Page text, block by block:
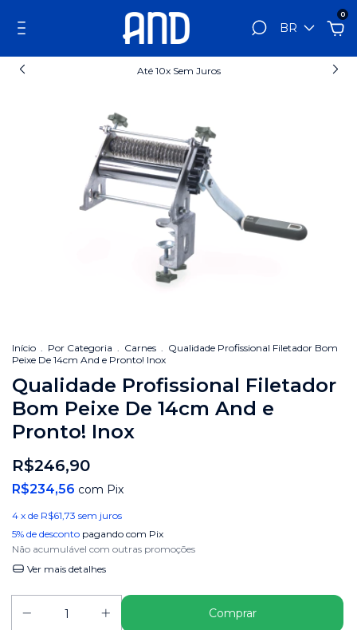
BR
0
Até 10x Sem Juros
Início Por Categoria Carnes
Qualidade Profissional Filetador Bom
Peixe De 14cm And e Pronto! Inox
Qualidade Profissional Filetador
Bom Peixe De 14cm And e
Pronto! Inox
R$246,90
R$234,56 com Pix
4 x de R$61,73 sem juros
5% de desconto pagando com Pix
Não acumulável com outras promoções
Ver mais detalhes